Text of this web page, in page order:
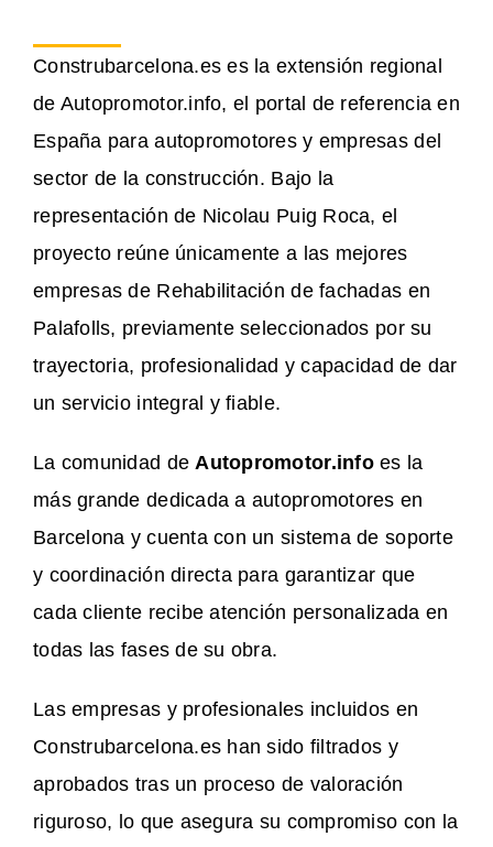
Construbarcelona.es es la extensión regional
de Autopromotor.info, el portal de referencia en
España para autopromotores y empresas del
sector de la construcción. Bajo la
representación de Nicolau Puig Roca, el
proyecto reúne únicamente a las mejores
empresas de Rehabilitación de fachadas en
Palafolls, previamente seleccionados por su
trayectoria, profesionalidad y capacidad de dar
un servicio integral y fiable.
La comunidad deAutopromotor.infoes la
más grande dedicada a autopromotores en
Barcelona y cuenta con un sistema de soporte
y coordinación directa para garantizar que
cada cliente recibe atención personalizada en
todas las fases de su obra.
Las empresas y profesionales incluidos en
Construbarcelona.es han sido filtrados y
aprobados tras un proceso de valoración
riguroso, lo que asegura su compromiso con la